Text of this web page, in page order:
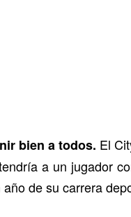
bien a todos. El
a un jugador
de su carrera